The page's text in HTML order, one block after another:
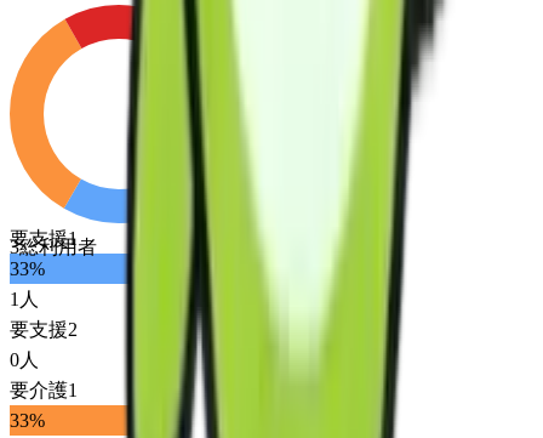
3総利用者
要支援1
33%
1 人
要支援2
0人
要介護1
33%